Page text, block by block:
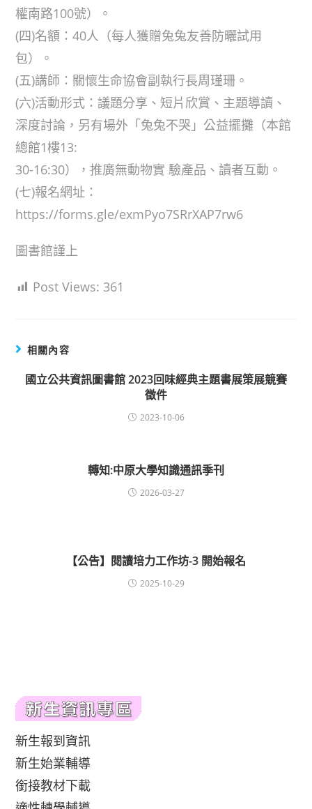
權南路100號）。
(四)名額：40人（每人獲贈兔兔友善防曬試用
包）。
(五)講師：關懷生命協會副執行長周瑾珊。
(六)活動形式：議題分享、短片欣賞、主題導讀、
深度討論，另有場外「兔兔不哭」公益擺攤（本館
總館1樓13:
30-16:30），推廣無動物實 驗產品、讀者互動。
(七)報名網址：
https://forms.gle/exmPyo7SRrXAP7rw6
圖書館謹上
Post Views: 361
相關內容
國立公共資訊圖書館 2023回味經典主題書展策展競賽
徵件
2023-10-06
轉知:中原大學知識通訊季刊
2026-03-27
【公告】閱讀培力工作坊-3 開始報名
2025-10-29
新生報到資訊
新生始業輔導
銜接教材下載